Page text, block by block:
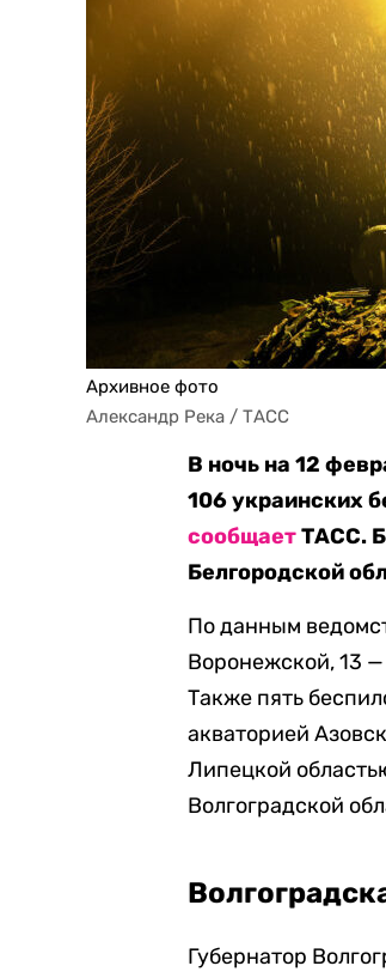
Архивное фото
Александр Река / ТАСС
В ночь на 12
106 украинских
сообщаетТАСС.
Белгородской
По данным
Воронежской, 13
Также пять
акваторией
Липецкой
Волгоградской
Губернатор